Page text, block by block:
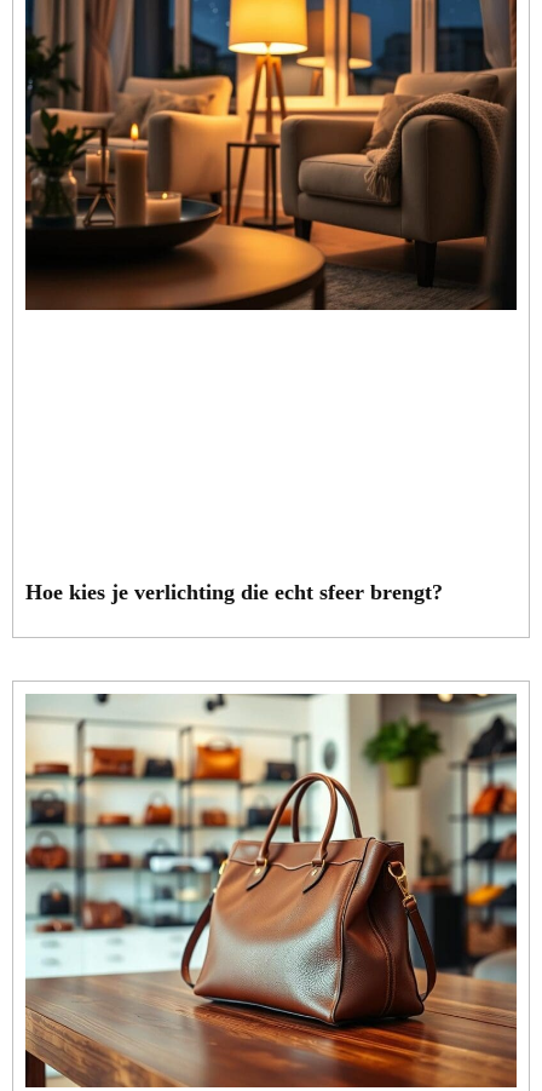
Hoe kies je verlichting die echt sfeer brengt?